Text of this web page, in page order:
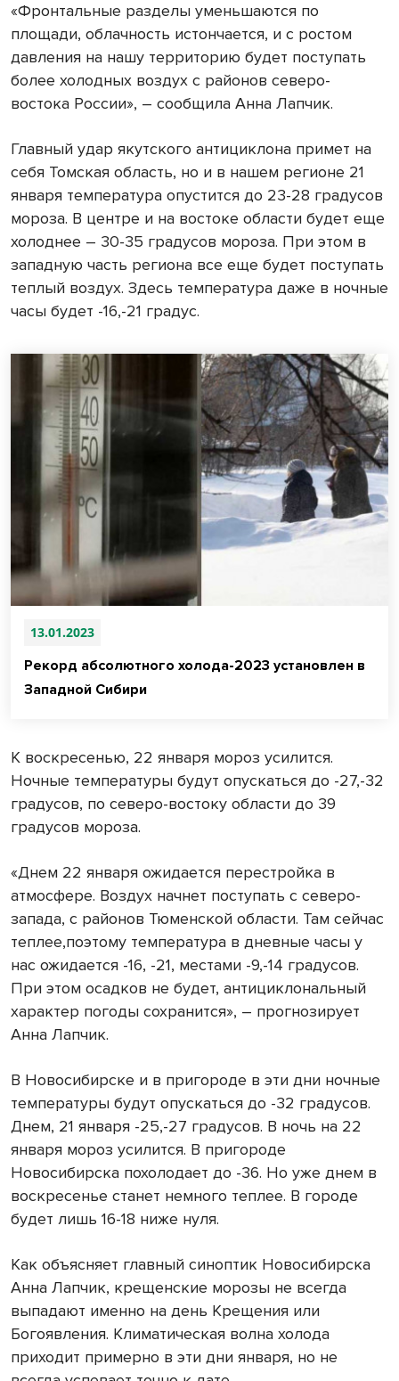
«Фронтальные разделы уменьшаются по
площади, облачность истончается, и с ростом
давления на нашу территорию будет поступать
более холодных воздух с районов северо-
востока России», – сообщила Анна Лапчик.
Главный удар якутского антициклона примет на
себя Томская область, но и в нашем регионе 21
января температура опустится до 23-28 градусов
мороза. В центре и на востоке области будет еще
холоднее – 30-35 градусов мороза. При этом в
западную часть региона все еще будет поступать
теплый воздух. Здесь температура даже в ночные
часы будет -16,-21 градус.
13.01.2023
Рекорд абсолютного холода-2023 установлен в
Западной Сибири
К воскресенью, 22 января мороз усилится.
Ночные температуры будут опускаться до -27,-32
градусов, по северо-востоку области до 39
градусов мороза.
«Днем 22 января ожидается перестройка в
атмосфере. Воздух начнет поступать с северо-
запада, с районов Тюменской области. Там сейчас
теплее,поэтому температура в дневные часы у
нас ожидается -16, -21, местами -9,-14 градусов.
При этом осадков не будет, антициклональный
характер погоды сохранится», – прогнозирует
Анна Лапчик.
В Новосибирске и в пригороде в эти дни ночные
температуры будут опускаться до -32 градусов.
Днем, 21 января -25,-27 градусов. В ночь на 22
января мороз усилится. В пригороде
Новосибирска похолодает до -36. Но уже днем в
воскресенье станет немного теплее. В городе
будет лишь 16-18 ниже нуля.
Как объясняет главный синоптик Новосибирска
Анна Лапчик, крещенские морозы не всегда
выпадают именно на день Крещения или
Богоявления. Климатическая волна холода
приходит примерно в эти дни января, но не